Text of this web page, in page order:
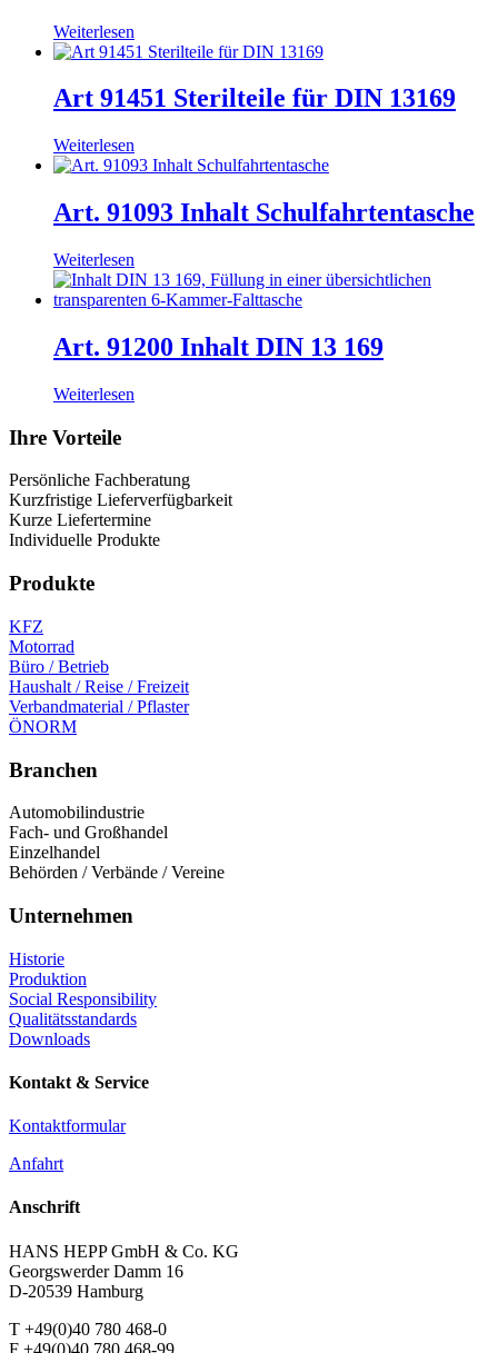
Weiterlesen
Art 91451 Sterilteile für DIN 13169
Weiterlesen
Art. 91093 Inhalt Schulfahrtentasche
Weiterlesen
Art. 91200 Inhalt DIN 13 169
Weiterlesen
Ihre Vorteile
Persönliche Fachberatung
Kurzfristige Lieferverfügbarkeit
Kurze Liefertermine
Individuelle Produkte
Produkte
KFZ
Motorrad
Büro / Betrieb
Haushalt / Reise / Freizeit
Verbandmaterial / Pflaster
ÖNORM
Branchen
Automobilindustrie
Fach- und Großhandel
Einzelhandel
Behörden / Verbände / Vereine
Unternehmen
Historie
Produktion
Social Responsibility
Qualitätsstandards
Downloads
Kontakt & Service
Kontaktformular
Anfahrt
Anschrift
HANS HEPP GmbH & Co. KG
Georgswerder Damm 16
D-20539 Hamburg
T +49(0)40 780 468-0
F +49(0)40 780 468-99